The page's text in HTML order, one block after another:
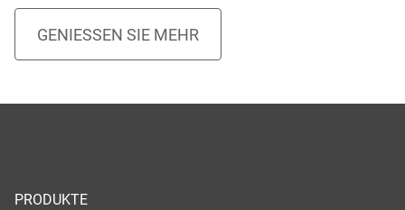
PRODUKTE